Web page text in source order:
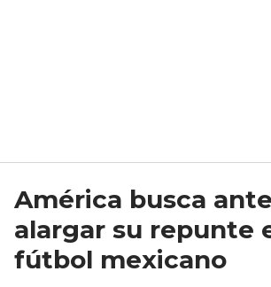
América busca
alargar su repunte
fútbol mexicano